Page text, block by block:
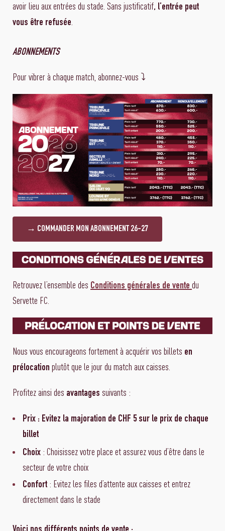
avoir lieu aux entrées du stade. Sans justificatif, l’entrée peut
vous être refusée
ABONNEMENTS
Pour vibrer à chaque match, abonnez-vous ⤵️
→ COMMANDER MON ABONNEMENT 26-27
Retrouvez l’ensemble des Conditions générales de vente du
Servette FC.
Nous vous encourageons fortement à acquérir vos billets en
prélocation plutôt que le jour du match aux caisses.
Profitez ainsi des avantages suivants :
Prix : Evitez la majoration de CHF 5 sur le prix de chaque
billet
Choix : Choisissez votre place et assurez vous d’être dans le
secteur de votre choix
Confort : Evitez les files d’attente aux caisses et entrez
directement dans le stade